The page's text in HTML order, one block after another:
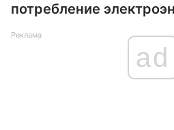
потребление
Реклама
ad